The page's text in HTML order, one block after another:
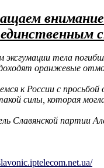
тела
оранжевые
к России с просьбой
силы, которая
Славянской партии